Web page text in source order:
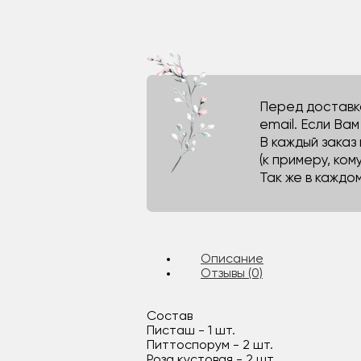
Перед
email. Если
В каждый
(к примеру,
Так же в
Описание
Отзывы (0)
Состав
Писташ - 1 шт.
Питтоспорум - 2 шт.